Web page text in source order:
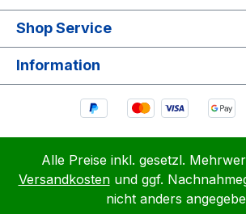
Shop Service
Information
Alle Preise inkl. gesetzl.
Versandkostenund ggf.
nicht anders